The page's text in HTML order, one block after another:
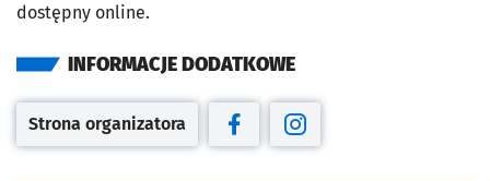
dostępny online.
INFORMACJE DODATKOWE
Otwiera się w nowej karcie
Strona organizatora
Otwiera się w nowej karcie
Otwiera się w nowej